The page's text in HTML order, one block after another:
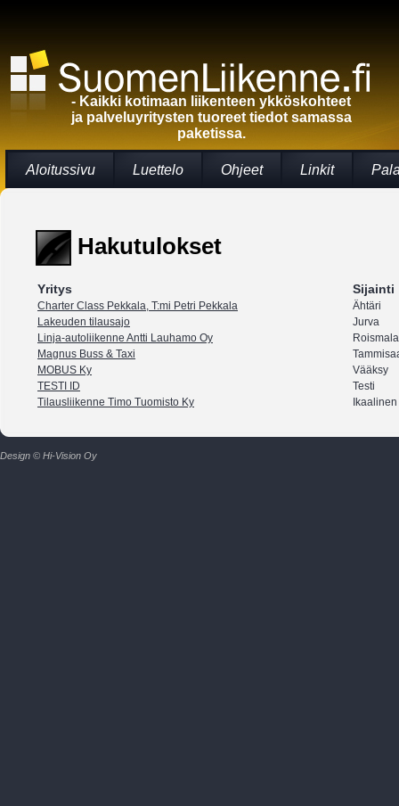
- Kaikki kotimaan liikenteen ykköskohteet
ja palveluyritysten tuoreet tiedot samassa
paketissa.
Aloitussivu Luettelo Ohjeet Linkit
Hakutulokset
Yritys Sijainti
Charter Class Pekkala, T:mi Petri Pekkala
Ähtäri
Lakeuden tilausajo
Jurva
Linja-autoliikenne Antti Lauhamo Oy
Roismala
Magnus Buss & Taxi
MOBUS Ky
Vääksy
TESTI ID
Testi
Tilausliikenne Timo Tuomisto Ky
Ikaalinen
Design © Hi-Vision Oy